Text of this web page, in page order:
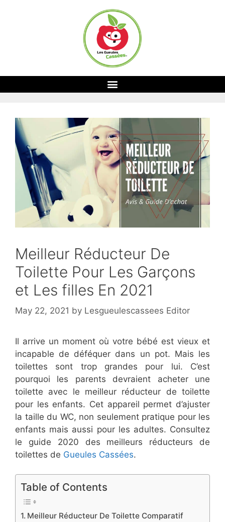
Meilleur Réducteur De
Toilette Pour Les Garçons
et Les filles En 2021
May 22, 2021 by Lesgueulescassees Editor
Il arrive un moment où votre bébé est vieux et
incapable de déféquer dans un pot. Mais les
toilettes sont trop grandes pour lui. C’est
pourquoi les parents devraient acheter une
toilette avec le meilleur réducteur de toilette
pour les enfants. Cet appareil permet d’ajuster
la taille du WC, non seulement pratique pour les
enfants mais aussi pour les adultes. Consultez
le guide 2020 des meilleurs réducteurs de
toilettes de Gueules Cassées.
Table of Contents
​Meilleur Réducteur De Toilette Comparatif